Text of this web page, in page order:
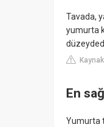
Tavada,
yumurta
En
Yumurta